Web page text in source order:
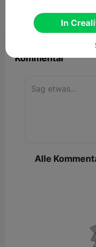
Bericht
Kommentar
Alle
In